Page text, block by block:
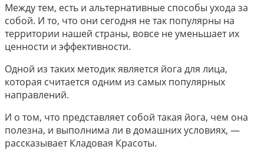
Между тем, есть и альтернативные способы ухода за
собой. И то, что они сегодня не так популярны на
территории нашей страны, вовсе не уменьшает их
ценности и эффективности.
Одной из таких методик является йога для лица,
которая считается одним из самых популярных
направлений.
И о том, что представляет собой такая йога, чем она
полезна, и выполнима ли в домашних условиях, —
рассказывает Кладовая Красоты.